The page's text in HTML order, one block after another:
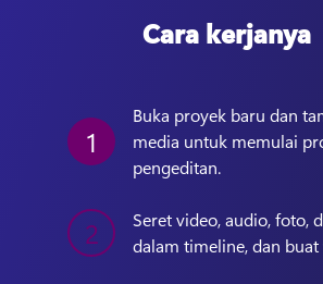
Cara kerjanya
1
Buka proyek baru dan
media untuk memulai
2
Seret video, audio, foto,
dalam timeline, dan